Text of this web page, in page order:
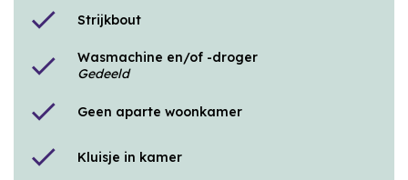
check Strijkbout
check
Wasmachine en/of -droger
Gedeeld
check Geen aparte woonkamer
check Kluisje in kamer